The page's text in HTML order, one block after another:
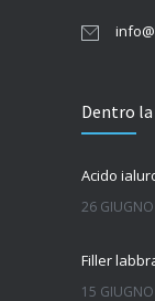
Dentro
Acido
26
Filler
15